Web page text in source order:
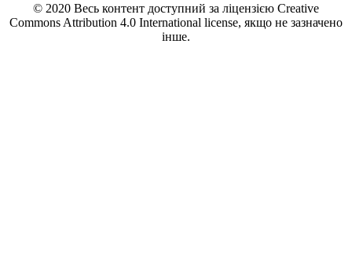
© 2020 Весь контент доступний за ліцензією Creative
Commons Attribution 4.0 International license, якщо не зазначено
інше.